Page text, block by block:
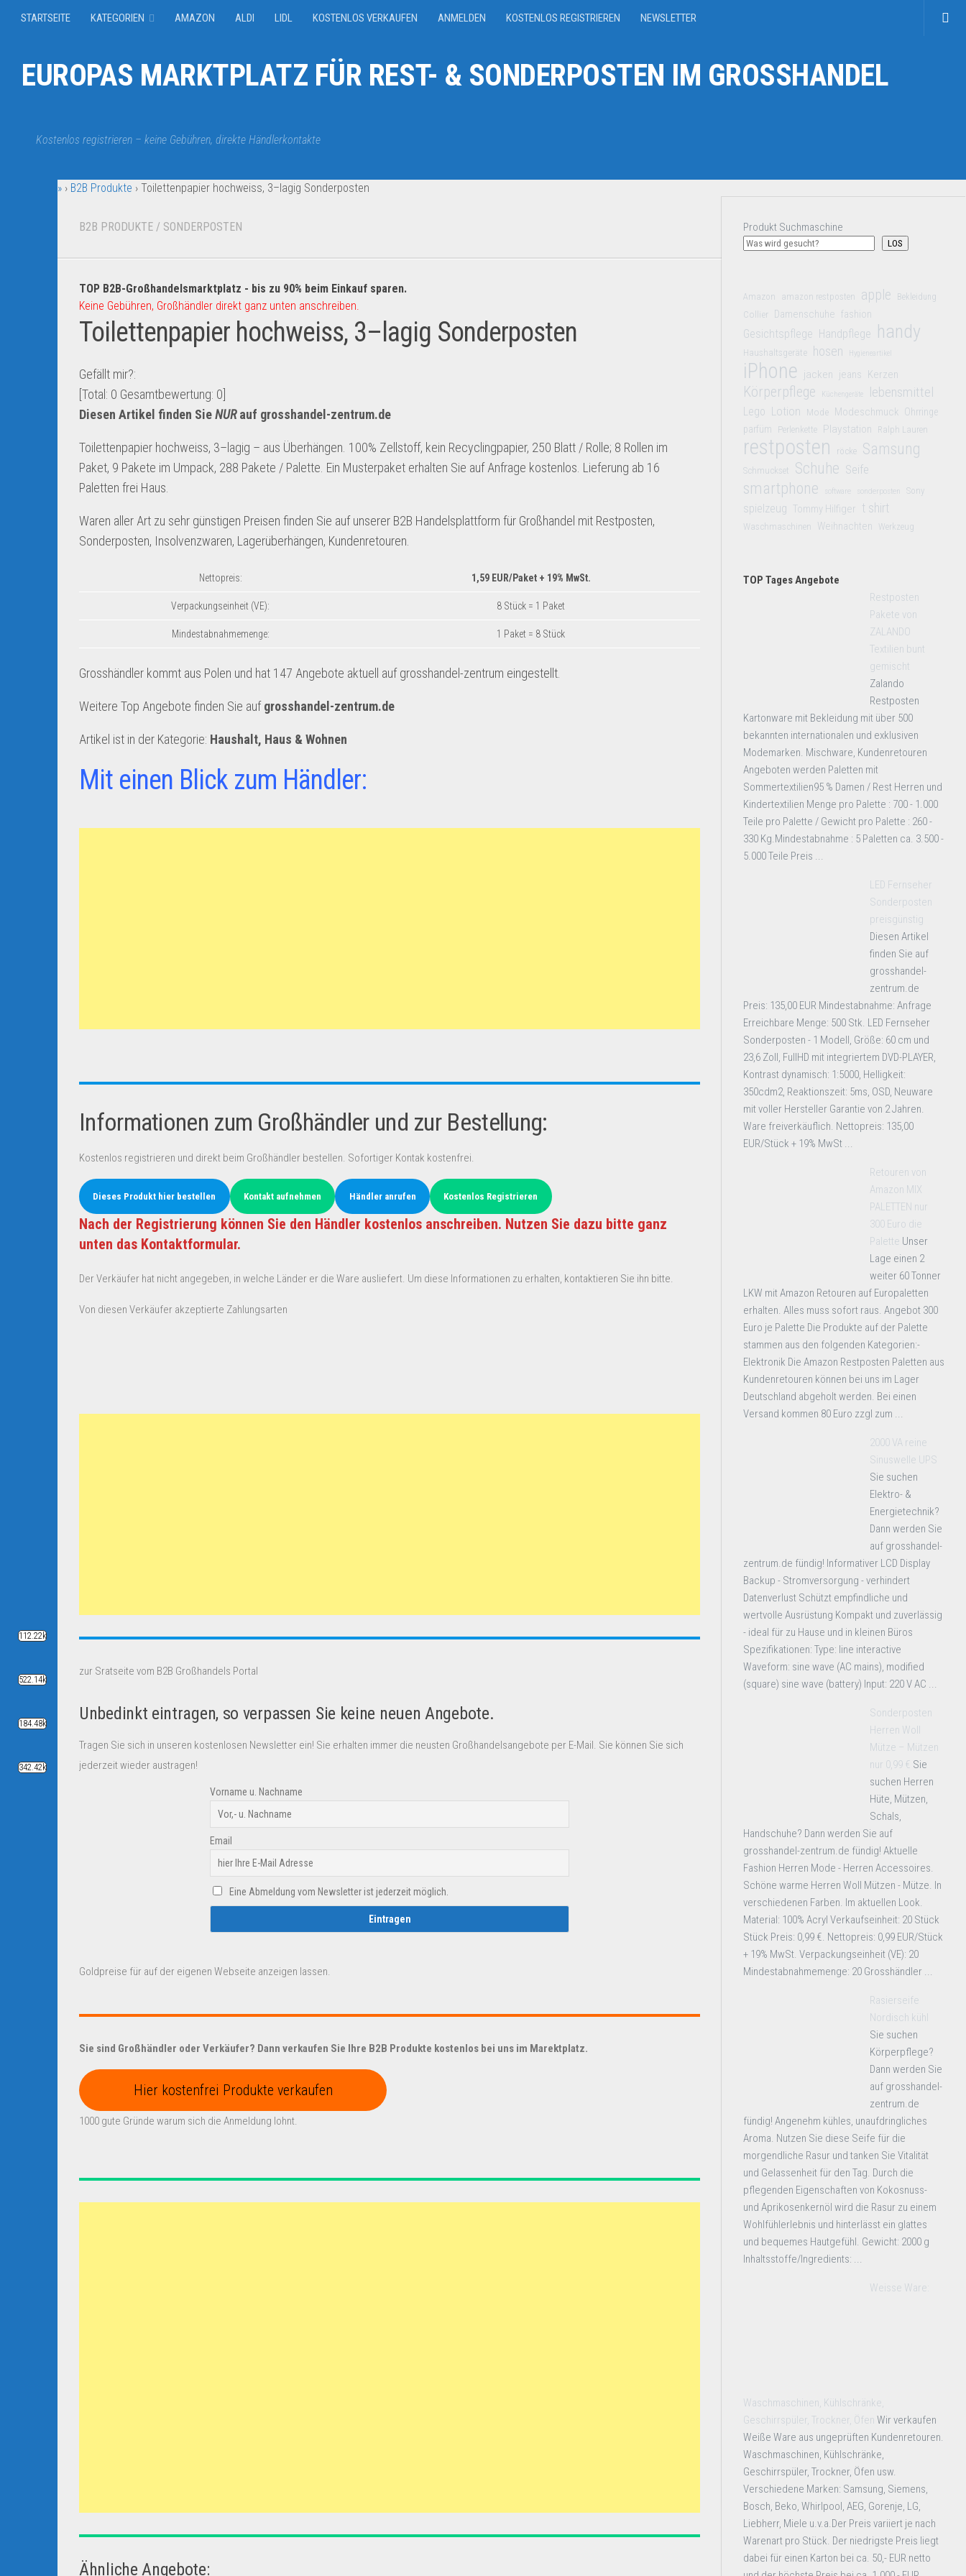
STARTSEITE KATEGORIEN AMAZON ALDI LIDL KOSTENLOS VERKAUFEN ANMELDEN KOSTENLOS REGISTRIEREN NEWSLETTER
EUROPAS MARKTPLATZ FÜR REST- & SONDERPOSTEN IM GROSSHANDEL
Kostenlos registrieren – keine Gebühren, direkte Händlerkontakte
» › B2B Produkte › Toilettenpapier hochweiss, 3–lagig Sonderposten
B2B PRODUKTE / SONDERPOSTEN
TOP B2B-Großhandelsmarktplatz - bis zu 90% beim Einkauf sparen.
Keine Gebühren, Großhändler direkt ganz unten anschreiben.
Toilettenpapier hochweiss, 3–lagig Sonderposten
Gefällt mir?:
[Total: 0 Gesamtbewertung: 0
Diesen Artikel finden SieNURauf grosshandel-zentrum.de
Toilettenpapier hochweiss, 3–lagig – aus Überhängen. 100% Zellstoff, kein Recyclingpapier, 250 Blatt / Rolle; 8 Rollen im
Paket, 9 Pakete im Umpack, 288 Pakete / Palette. Ein Musterpaket erhalten Sie auf Anfrage kostenlos. Lieferung ab 16
Paletten frei Haus.
Waren aller Art zu sehr günstigen Preisen finden Sie auf unserer B2B Handelsplattform für Großhandel mit Restposten,
Sonderposten, Insolvenzwaren, Lagerüberhängen, Kundenretouren.
Nettopreis: 1,59 EUR/Paket+ 19% MwSt.
Verpackungseinheit (VE): 8 Stück = 1 Paket
Mindestabnahmemenge: 1 Paket = 8 Stück
Grosshändler kommt aus Polen und hat 147 Angebote aktuell auf grosshandel-zentrum eingestellt.
Weitere Top Angebote finden Sie aufgrosshandel-zentrum.de
Artikel ist in der Kategorie: Haushalt, Haus & Wohnen
Mit einen Blick zum Händler:
Informationen zum Großhändler und zur Bestellung:
Kostenlos registrieren und direkt beim Großhändler bestellen. Sofortiger Kontak kostenfrei.
Dieses Produkt hier bestellen Kontakt aufnehmen Händler anrufen Kostenlos Registrieren
Nach der Registrierung können Sie den Händler kostenlos anschreiben. Nutzen Sie dazu bitte ganz
unten das Kontaktformular.
Der Verkäufer hat nicht angegeben, in welche Länder er die Ware ausliefert. Um diese Informationen zu erhalten, kontaktieren Sie ihn bitte.
Von diesen Verkäufer akzeptierte Zahlungsarten
zur Sratseite vom B2B Großhandels Portal
Unbedinkt eintragen, so verpassen Sie keine neuen Angebote.
Tragen Sie sich in unseren kostenlosen Newsletter ein! Sie erhalten immer die neusten Großhandelsangebote per E-Mail. Sie können Sie sich
jederzeit wieder austragen!
Vorname u. Nachname
Email
Eine Abmeldung vom Newsletter ist jederzeit möglich.
Goldpreise für auf der eigenen Webseite anzeigen lassen.
Sie sind Großhändler oder Verkäufer? Dann verkaufen Sie Ihre B2B Produkte kostenlos bei uns im Marektplatz.
Hier kostenfrei Produkte verkaufen
1000 gute Gründe warum sich die Anmeldung lohnt.
Ähnliche Angebote:
Produkt Suchmaschine
LOS
Amazon amazon restposten apple Bekleidung
Collier Damenschuhe fashion
Gesichtspflege Handpflege handy
Haushaltsgeräte hosen Hygieneartikel
iPhone jacken jeans Kerzen
Körperpflege Küchengeräte lebensmittel
Lego Lotion Mode Modeschmuck Ohrringe
parfüm
Perlenkette Playstation Ralph Lauren
restposten röcke Samsung
Schmuckset Schuhe Seife
smartphone software sonderposten Sony
spielzeug Tommy Hilfiger t shirt
Waschmaschinen Weihnachten Werkzeug
TOP Tages Angebote
Restposten
Pakete von
ZALANDO
Textilien bunt
gemischt
Zalando
Restposten
Kartonware mit Bekleidung mit über 500
bekannten internationalen und exklusiven
Modemarken. Mischware, Kundenretouren
Angeboten werden Paletten mit
Sommertextilien95 % Damen / Rest Herren und
Kindertextilien Menge pro Palette : 700 - 1.000
Teile pro Palette / Gewicht pro Palette : 260 -
330 Kg.Mindestabnahme : 5 Paletten ca. 3.500 -
5.000 Teile Preis ...
LED Fernseher
Sonderposten
preisgünstig
Diesen Artikel
finden Sie auf
grosshandel-
zentrum.de
Preis: 135,00 EUR Mindestabnahme: Anfrage
Erreichbare Menge: 500 Stk. LED Fernseher
Sonderposten - 1 Modell, Größe: 60 cm und
23,6 Zoll, FullHD mit integriertem DVD-PLAYER,
Kontrast dynamisch: 1:5000, Helligkeit:
350cdm2, Reaktionszeit: 5ms, OSD, Neuware
mit voller Hersteller Garantie von 2 Jahren.
Ware freiverkäuflich. Nettopreis: 135,00
EUR/Stück + 19% MwSt ...
Retouren von
Amazon MIX
PALETTEN nur
300 Euro die
Palette Unser
Lage einen 2
weiter 60 Tonner
LKW mit Amazon Retouren auf Europaletten
erhalten. Alles muss sofort raus. Angebot 300
Euro je Palette Die Produkte auf der Palette
stammen aus den folgenden Kategorien:-
Elektronik Die Amazon Restposten Paletten aus
Kundenretouren können bei uns im Lager
Deutschland abgeholt werden. Bei einen
Versand kommen 80 Euro zzgl zum ...
2000 VA reine
Sinuswelle UPS
Sie suchen
Elektro- &
Energietechnik?
Dann werden Sie
auf grosshandel-
zentrum.de fündig! Informativer LCD Display
Backup - Stromversorgung - verhindert
Datenverlust Schützt empfindliche und
wertvolle Ausrüstung Kompakt und zuverlässig
- ideal für zu Hause und in kleinen Büros
Spezifikationen: Type: line interactive
Waveform: sine wave (AC mains), modified
(square) sine wave (battery) Input: 220 V AC ...
Sonderposten
Herren Woll
Mütze – Mützen
nur 0,99 € Sie
suchen Herren
Hüte, Mützen,
Schals,
Handschuhe? Dann werden Sie auf
grosshandel-zentrum.de fündig! Aktuelle
Fashion Herren Mode - Herren Accessoires.
Schöne warme Herren Woll Mützen - Mütze. In
verschiedenen Farben. Im aktuellen Look.
Material: 100% Acryl Verkaufseinheit: 20 Stück
Stück Preis: 0,99 €. Nettopreis: 0,99 EUR/Stück
+ 19% MwSt. Verpackungseinheit (VE): 20
Mindestabnahmemenge: 20 Grosshändler ...
Rasierseife
Nordisch kühl
Sie suchen
Körperpflege?
Dann werden Sie
auf grosshandel-
zentrum.de
fündig! Angenehm kühles, unaufdringliches
Aroma. Nutzen Sie diese Seife für die
morgendliche Rasur und tanken Sie Vitalität
und Gelassenheit für den Tag. Durch die
pflegenden Eigenschaften von Kokosnuss-
und Aprikosenkernöl wird die Rasur zu einem
Wohlfühlerlebnis und hinterlässt ein glattes
und bequemes Hautgefühl. Gewicht: 2000 g
Inhaltsstoffe/Ingredients: ...
Weisse Ware:
Waschmaschinen, Kühlschränke,
Geschirrspüler, Trockner, Öfen Wir verkaufen
Weiße Ware aus ungeprüften Kundenretouren.
Waschmaschinen, Kühlschränke,
Geschirrspüler, Trockner, Öfen usw.
Verschiedene Marken: Samsung, Siemens,
Bosch, Beko, Whirlpool, AEG, Gorenje, LG,
Liebherr, Miele u.v.a.Der Preis variiert je nach
Warenart pro Stück. Der niedrigste Preis liegt
dabei für einen Karton bei ca. 50,- EUR netto
112.22k
522.14k
184.48k
342.42k